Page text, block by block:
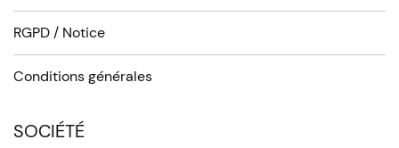
RGPD / Notice
Conditions générales
SOCIÉTÉ